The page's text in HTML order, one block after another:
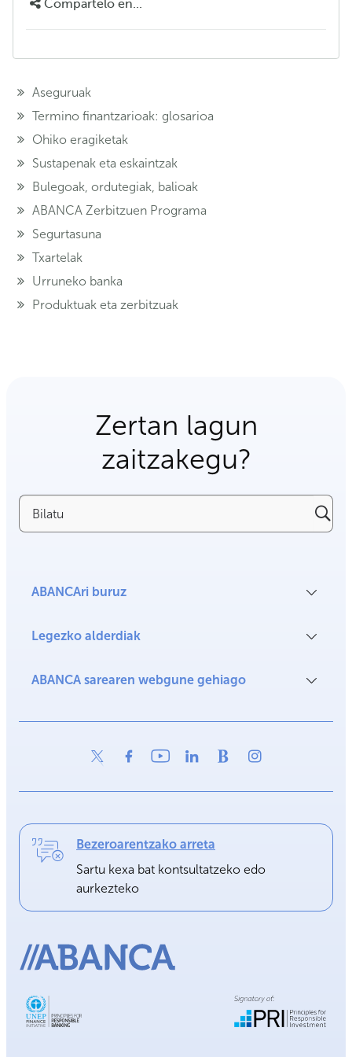
Compártelo en...
Aseguruak
Termino finantzarioak: glosarioa
Ohiko eragiketak
Sustapenak eta eskaintzak
Bulegoak, ordutegiak, balioak
ABANCA Zerbitzuen Programa
Segurtasuna
Txartelak
Urruneko banka
Produktuak eta zerbitzuak
Zertan lagun
zaitzakegu?
Bilatu
ABANCAri buruz
Legezko alderdiak
ABANCA sarearen webgune gehiago
Bezeroarentzako arreta
Sartu kexa bat kontsultatzeko edo
aurkezteko